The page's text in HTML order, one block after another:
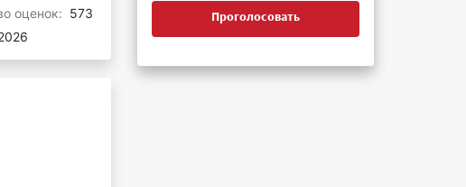
оценок: 573
Проголосовать